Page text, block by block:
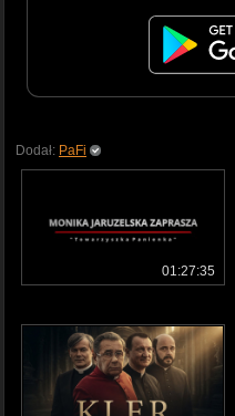
Dodał: PaFi
01:27:35